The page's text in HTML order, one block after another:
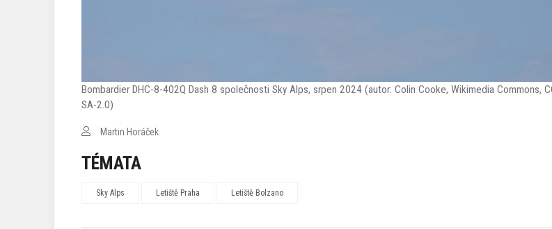
Bombardier DHC-8-402Q Dash 8 společnosti Sky Alps, srpen 2024 (autor: Colin Cooke, Wikimedia Commons,
SA-2.0)
Martin Horáček
TÉMATA
Sky Alps Letiště Praha Letiště Bolzano